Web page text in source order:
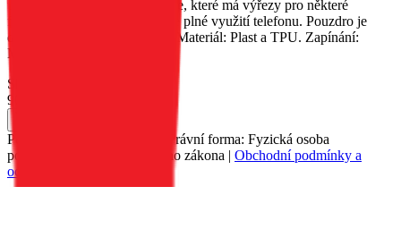
umístěn v silikonovém pouzdře, které má výřezy pro některé
funkční tlačítka, což umožňuje plné využití telefonu. Pouzdro je
dostupné v několika barvách. Materiál: Plast a TPU. Zapínání:
Magnet.
Skladem 2 ks
90 Kč
Petr Matyáš, IČ: 00705331, Právní forma: Fyzická osoba
podnikající dle živnostenského zákona | Obchodní podmínky a
ochrana osobních údajů